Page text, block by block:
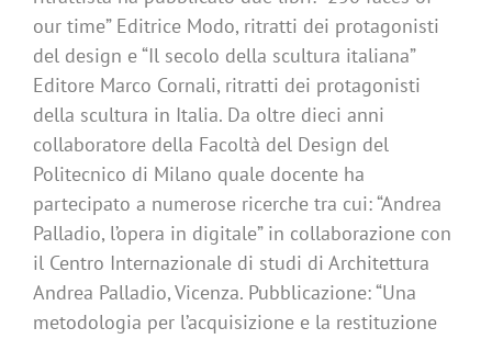
our time” Editrice Modo, ritratti dei protagonisti
del design e “Il secolo della scultura italiana”
Editore Marco Cornali, ritratti dei protagonisti
della scultura in Italia. Da oltre dieci anni
collaboratore della Facoltà del Design del
Politecnico di Milano quale docente ha
partecipato a numerose ricerche tra cui: “Andrea
Palladio, l’opera in digitale” in collaborazione con
il Centro Internazionale di studi di Architettura
Andrea Palladio, Vicenza. Pubblicazione: “Una
metodologia per l’acquisizione e la restituzione